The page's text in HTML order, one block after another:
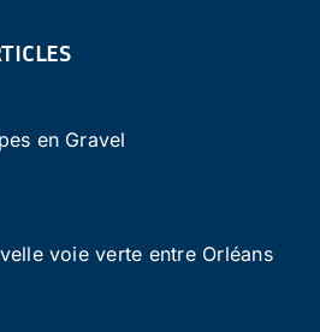
en Gravel
voie verte entre Orléans